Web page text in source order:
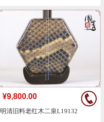
明清旧料老红木二泉L19132
¥9,800.00